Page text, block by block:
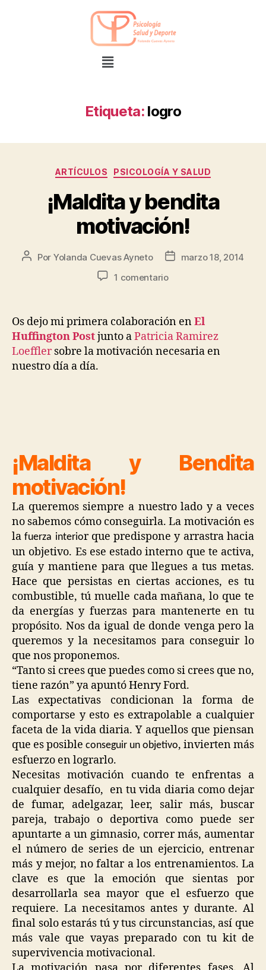
Etiqueta: logro
ARTÍCULOS PSICOLOGÍA Y SALUD
¡Maldita y bendita
motivación!
Por Yolanda Cuevas Ayneto
marzo 18, 2014
1 comentario
Os dejo mi primera colaboración enEl
Huffington Postjunto aPatricia Ramirez
Loefflersobre la motivación necesaria en
nuestro día a día.
¡Maldita y Bendita
motivación!
La queremos siempre a nuestro lado y a veces
no sabemos cómo conseguirla. La motivación es
la fuerza interior que predispone y arrastra hacia
un objetivo. Es ese estado interno que te activa,
guía y mantiene para que llegues a tus metas.
Hace que persistas en ciertas acciones, es tu
combustible, tú muelle cada mañana, lo que te
da energías y fuerzas para mantenerte en tu
propósito. Nos da igual de donde venga pero la
queremos y la necesitamos para conseguir lo
que nos proponemos.
“Tanto si crees que puedes como si crees que no,
tiene razón” ya apuntó Henry Ford.
Las expectativas condicionan la forma de
comportarse y esto es extrapolable a cualquier
faceta de la vida diaria. Y aquellos que piensan
que es posible conseguir un objetivo, invierten más
esfuerzo en lograrlo.
Necesitas motivación cuando te enfrentas a
cualquier desafío, en tu vida diaria como dejar
de fumar, adelgazar, leer, salir más, buscar
pareja, trabajo o deportiva como puede ser
apuntarte a un gimnasio, correr más, aumentar
el número de series de un ejercicio, entrenar
más y mejor, no faltar a los entrenamientos. La
clave es que la emoción que sientas por
desarrollarla sea mayor que el esfuerzo que
requiere. La necesitamos antes y durante. Al
final solo estarás tú y tus circunstancias, así que
más vale que vayas preparado con tu kit de
supervivencia motivacional.